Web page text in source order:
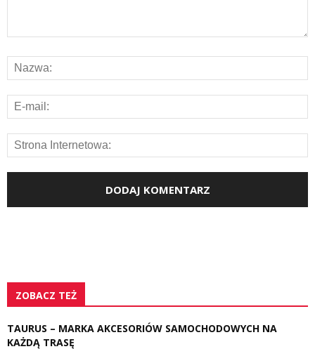
ZOBACZ TEŻ
TAURUS – MARKA AKCESORIÓW SAMOCHODOWYCH NA
KAŻDĄ TRASĘ